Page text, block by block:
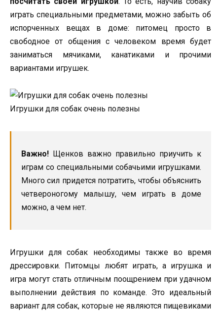
играть специальными предметами, можно забыть об
испорченных вещах в доме: питомец просто в
свободное от общения с человеком время будет
заниматься мячиками, канатиками и прочими
вариантами игрушек.
Игрушки для собак очень полезны
Важно! Щенков важно правильно приучить к
играм со специальными собачьими игрушками.
Много сил придется потратить, чтобы объяснить
четвероногому малышу, чем играть в доме
можно, а чем нет.
Игрушки для собак необходимы также во время
дрессировки. Питомцы любят играть, а игрушка и
игра могут стать отличным поощрением при удачном
выполнении действия по команде. Это идеальный
вариант для собак, которые не являются пищевиками